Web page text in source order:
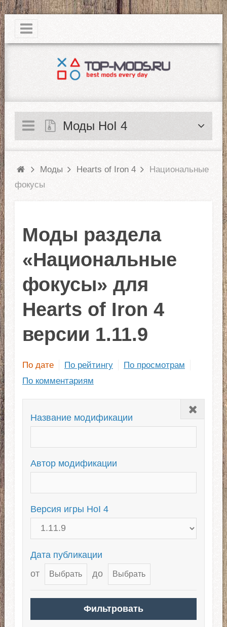
|
Моды HoI 4
Моды Hearts of Iron 4
Национальные
фокусы
Моды раздела
«Национальные
фокусы» для
Hearts of Iron 4
версии 1.11.9
По дате По рейтингу
По просмотрам
По комментариям
Закрыть
Название модификации
Автор модификации
Версия игры HoI 4
Дата публикации
от
до